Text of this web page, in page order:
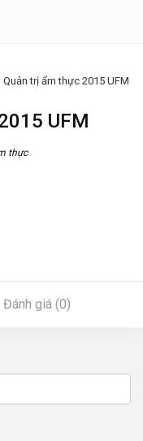
trị ẩm thực 2015 UFM
UFM
thực
Đánh giá (0)